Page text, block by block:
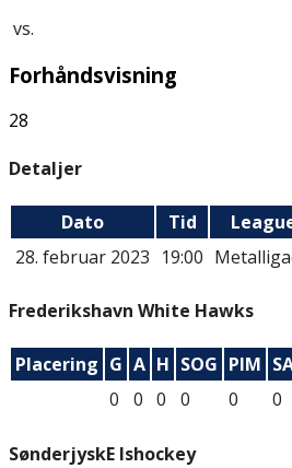
vs.
Forhåndsvisning
28
Detaljer
Dato Tid
28. februar 2023 19:00
Frederikshavn White Hawks
Placering G A H SOG PIM
0
0 0 0 0 0
SønderjyskE Ishockey